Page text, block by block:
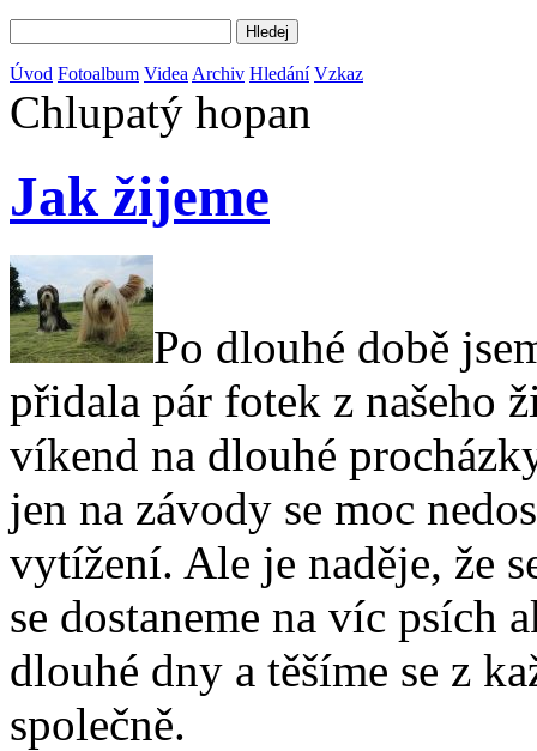
Úvod Fotoalbum Videa Archiv Hledání Vzkaz
Chlupatý hopan
Jak žijeme
Po dlouhé době
přidala pár fotek z našeho
víkend na dlouhé
jen na závody se moc
vytížení. Ale je naděje, že
se dostaneme na víc psích
dlouhé dny a těšíme se z
společně.